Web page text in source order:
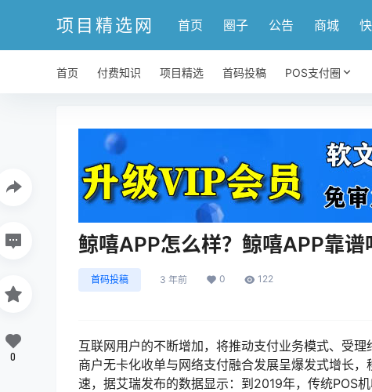
项目精选网 首页 圈子 公告 商城
首页 付费知识 项目精选 首码投稿 POS支付圈
鲸嘻APP怎么样？鲸嘻APP靠谱
首码投稿 3 年前 0 122
互联网用户的不断增加，将推动支付业务模式、受
商户无卡化收单与网络支付融合发展呈爆发式增长
速，据艾瑞发布的数据显示：到2019年，传统POS
0